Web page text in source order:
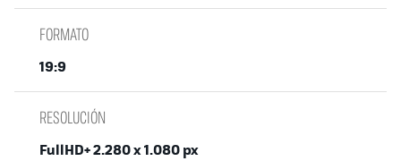
FORMATO
19:9
RESOLUCIÓN
FullHD+ 2.280 x 1.080 px